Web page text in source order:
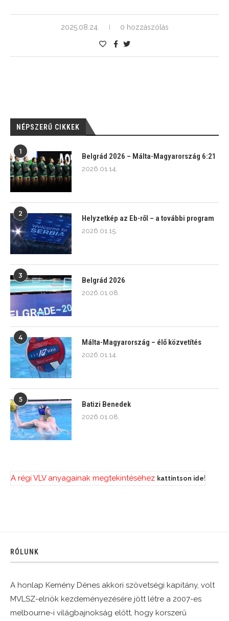
2025.08.24. 0 hozzászólás
NÉPSZERŰ CIKKEK
1
Belgrád 2026 – Málta-Magyarország 6:21
2026.01.14.
2
Helyzetkép az Eb-ről – a további program
2026.01.15.
3
Belgrád 2026
2026.01.08.
4
Málta-Magyarország – élő közvetítés
2026.01.14.
5
Batizi Benedek
2026.01.08.
A régi VLV anyagainak megtekintéséhez kattintson ide!
RÓLUNK
A honlap Kemény Dénes akkori szövetségi kapitány, volt
MVLSZ-elnök kezdeményezésére jött létre a 2007-es
melbourne-i világbajnokság előtt, hogy korszerű